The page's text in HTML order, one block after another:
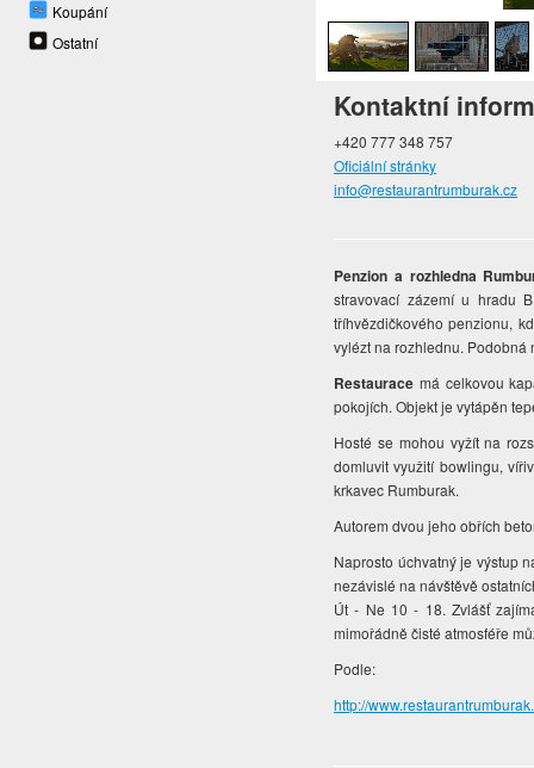
Koupání
Ostatní
Kontaktní
+420 777 348 757
Oficiální stránky
info@restaurantrumburak.cz
Penzion a rozhledna
stravovací zázemí u hradu
tříhvězdičkového penzionu,
vylézt na rozhlednu.
Restaurace má celkovou
pokojích. Objekt je vytápěn
Hosté se mohou vyžít na
domluvit využití bowlingu,
krkavec Rumburak.
Autorem dvou jeho obřích
Naprosto úchvatný je výstup
nezávislé na návštěvě
Út - Ne 10 - 18. Zvlášť
mimořádně čisté atmosféře
Podle:
http://